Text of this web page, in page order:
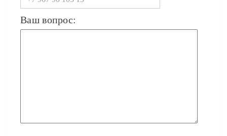
Ваш вопрос: